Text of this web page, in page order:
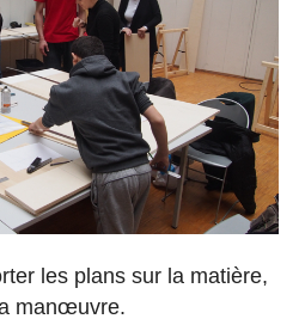
les plans sur la matière,
manœuvre.